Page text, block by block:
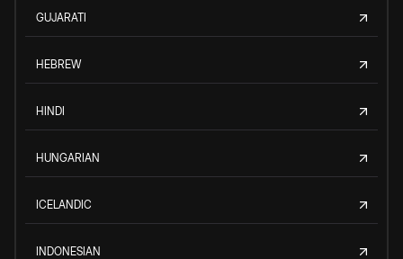
GUJARATI
HEBREW
HINDI
HUNGARIAN
ICELANDIC
INDONESIAN